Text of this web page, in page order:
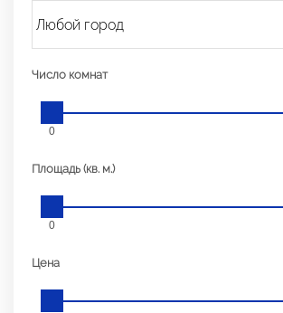
Число комнат
0
Площадь (кв. м.)
0
Цена